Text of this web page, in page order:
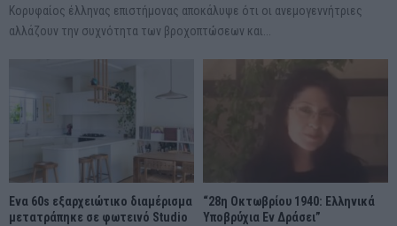
Κορυφαίος έλληνας επιστήμονας αποκάλυψε ότι οι ανεμογεννήτριες
αλλάζουν την συχνότητα των βροχοπτώσεων και...
Ένα 60s εξαρχειώτικο διαμέρισμα
μετατράπηκε σε φωτεινό Studio
“28η Οκτωβρίου 1940: Ελληνικά
Υποβρύχια Εν Δράσει”